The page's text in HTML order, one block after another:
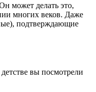
может делать это,
многих веков. Даже
подтверждающие
вы посмотрели